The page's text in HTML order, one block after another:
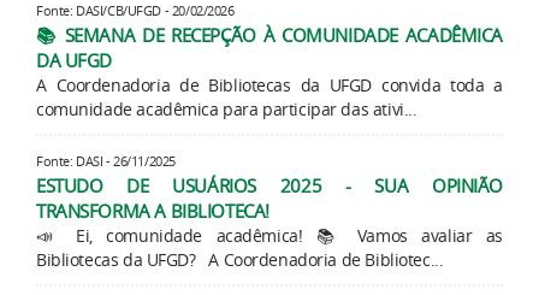
Fonte: DASI/CB/UFGD - 20/02/2026
📚 SEMANA DE RECEPÇÃO À COMUNIDADE ACADÊMICA
DA UFGD
A Coordenadoria de Bibliotecas da UFGD convida toda a
comunidade acadêmica para participar das ativi...
Fonte: DASI - 26/11/2025
ESTUDO DE USUÁRIOS 2025 - SUA OPINIÃO
TRANSFORMA A BIBLIOTECA!
📣 Ei, comunidade acadêmica! 📚 Vamos avaliar as
Bibliotecas da UFGD? A Coordenadoria de Bibliotec...